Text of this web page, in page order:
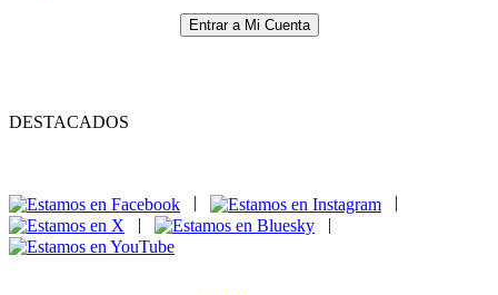
Entrar a Mi Cuenta
DESTACADOS
|
|